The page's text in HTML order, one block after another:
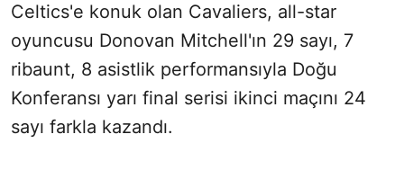
Celtics'e konuk olan Cavaliers, all-star
oyuncusu Donovan Mitchell'ın 29 sayı, 7
ribaunt, 8 asistlik performansıyla Doğu
Konferansı yarı final serisi ikinci maçını 24
sayı farkla kazandı.